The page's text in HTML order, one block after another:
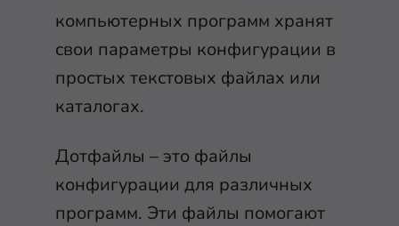
компьютерных программ хранят
свои параметры конфигурации в
простых текстовых файлах или
каталогах.
Дотфайлы – это файлы
конфигурации для различных
программ. Эти файлы помогают